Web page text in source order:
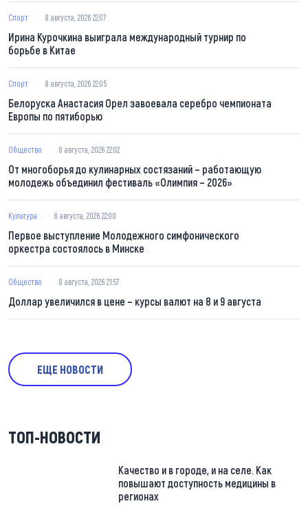
Спорт 8 августа, 2026 22:07
Ирина Курочкина выиграла международный турнир по
борьбе в Китае
Спорт 8 августа, 2026 22:05
Белоруска Анастасия Орел завоевала серебро чемпионата
Европы по пятиборью
Общество 8 августа, 2026 22:02
От многоборья до кулинарных состязаний – работающую
молодежь объединил фестиваль «Олимпия – 2026»
Культура 8 августа, 2026 22:00
Первое выступление Молодежного симфонического
оркестра состоялось в Минске
Общество 8 августа, 2026 21:57
Доллар увеличился в цене – курсы валют на 8 и 9 августа
ЕЩЕ НОВОСТИ
ТОП-НОВОСТИ
Качество и в городе, и на селе. Как
повышают доступность медицины в
регионах